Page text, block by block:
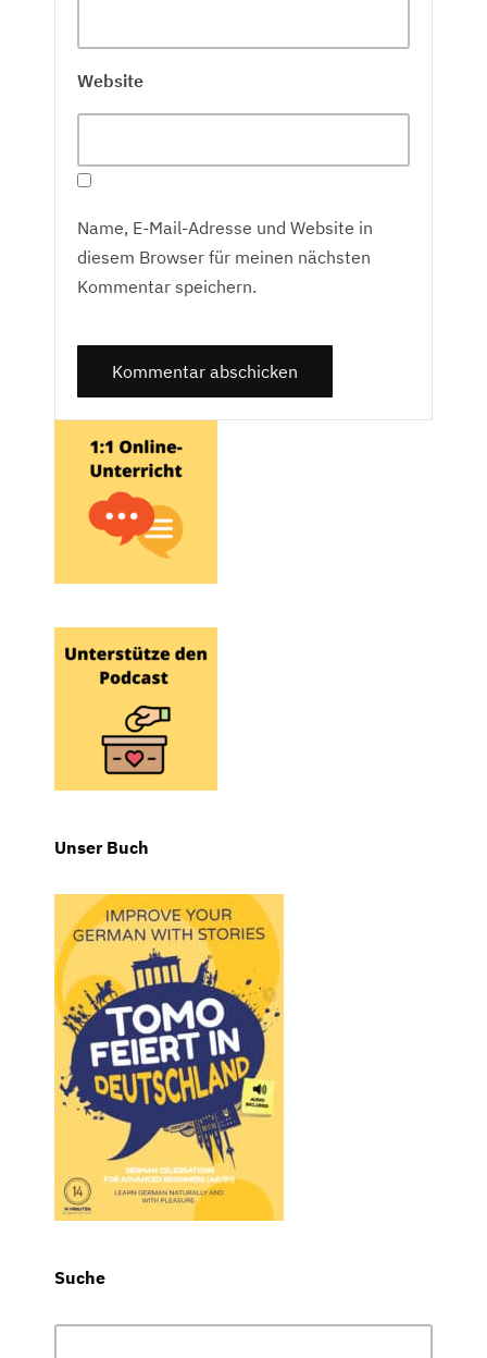
Website
Name, E-Mail-Adresse und Website in
diesem Browser für meinen nächsten
Kommentar speichern.
Unser Buch
Suche